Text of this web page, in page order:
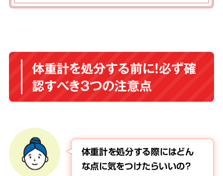
体重計を処分する前に！必ず確
認すべき3つの注意点
体重計を処分する際にはどん
な点に気をつけたらいいの？